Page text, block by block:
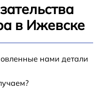
в Ижевске
нами детали